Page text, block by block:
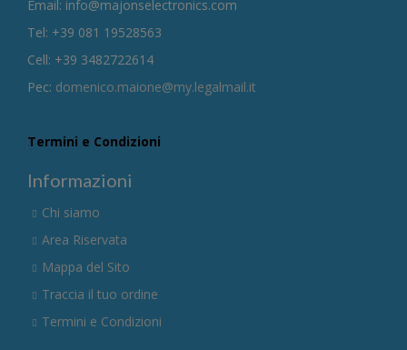
Email: info@majonselectronics.com
Tel: +39 081 19528563
Cell: +39 3482722614
Pec: domenico.maione@my.legalmail.it
Termini e Condizioni
Informazioni
Chi siamo
Area Riservata
Mappa del Sito
Traccia il tuo ordine
Termini e Condizioni